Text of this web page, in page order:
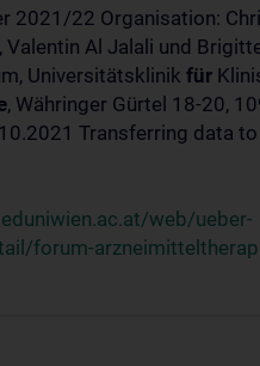
2021/22 Organisation:
Valentin Al Jalali und
Universitätsklinik für
, Währinger Gürtel 18-20,
Transferring data to
web/ueber-
forum-